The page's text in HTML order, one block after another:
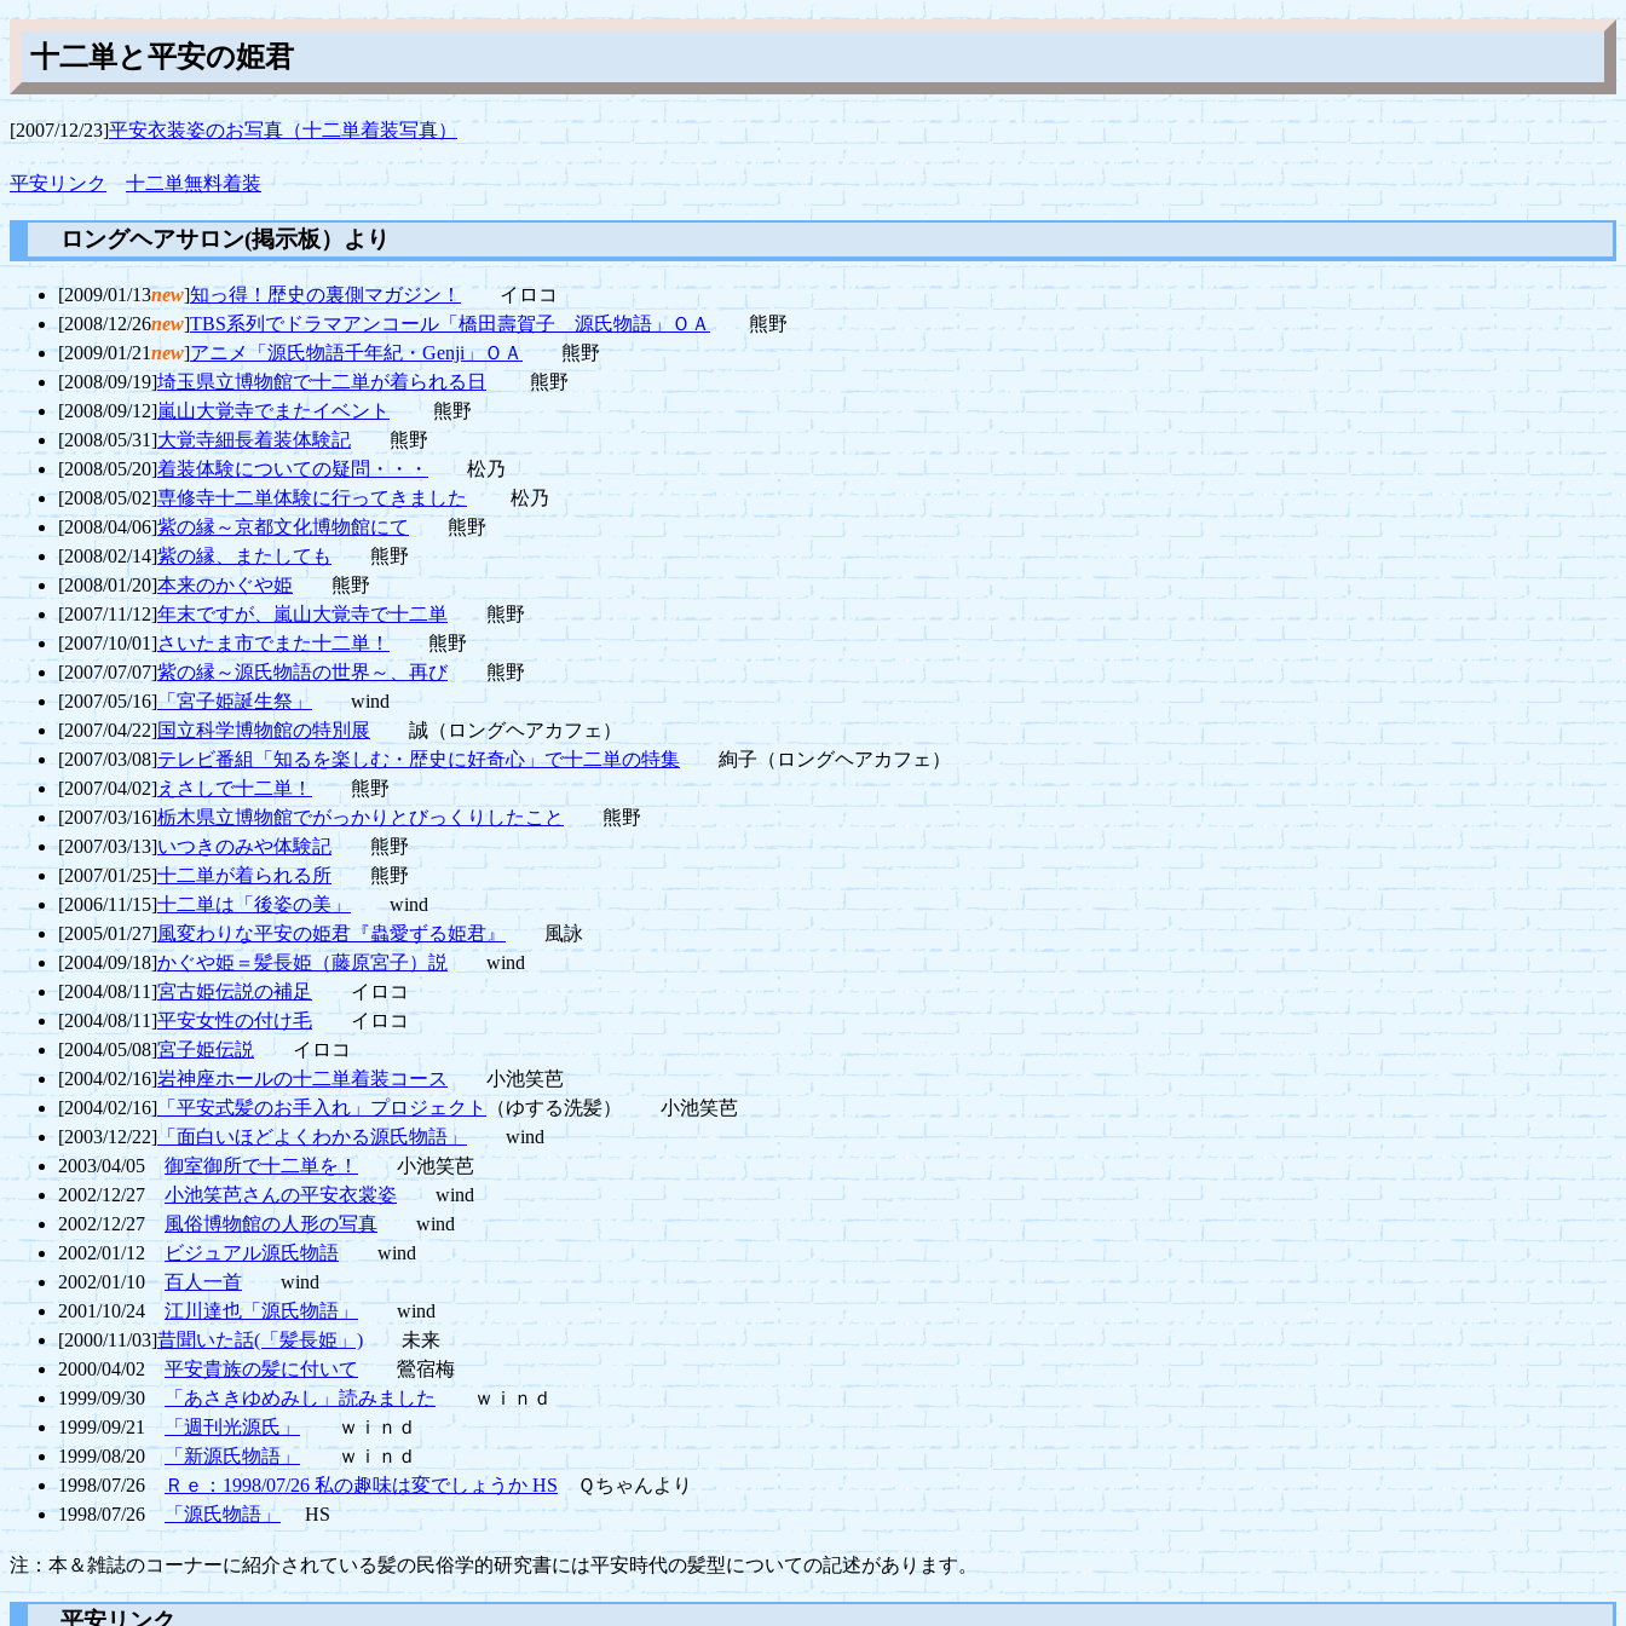
十二単と平安の姫君
[2007/12/23]平安衣装姿のお写真（十二単着装写真）
平安リンク 十二単無料着装
ロングヘアサロン(掲示板）より
[2009/01/13new]知っ得！歴史の裏側マガジン！ イロコ
[2008/12/26new]TBS系列でドラマアンコール「橋田壽賀子 源氏物語」ＯＡ熊野
[2009/01/21new]アニメ「源氏物語千年紀・Genji」ＯＡ 熊野
[2008/09/19]埼玉県立博物館で十二単が着られる日
熊野
[2008/09/12]嵐山大覚寺でまたイベント熊野
[2008/05/31]大覚寺細長着装体験記 熊野
[2008/05/20]着装体験についての疑問・・・ 松乃
[2008/05/02]専修寺十二単体験に行ってきました 松乃
[2008/04/06]紫の縁～京都文化博物館にて 熊野
[2008/02/14]紫の縁、またしても熊野
[2008/01/20]本来のかぐや姫熊野
[2007/11/12]年末ですが、嵐山大覚寺で十二単 熊野
[2007/10/01]さいたま市でまた十二単！熊野
[2007/07/07]紫の縁～源氏物語の世界～、再び熊野
[2007/05/16]「宮子姫誕生祭」
wind
[2007/04/22]国立科学博物館の特別展誠（ロングヘアカフェ）
[2007/03/08]テレビ番組「知るを楽しむ・歴史に好奇心」で十二単の特集絢子（ロングヘアカフェ）
[2007/04/02]えさしで十二単！ 熊野
[2007/03/16]栃木県立博物館でがっかりとびっくりしたこと
熊野
[2007/03/13]いつきのみや体験記熊野
[2007/01/25]十二単が着られる所熊野
[2006/11/15]十二単は「後姿の美」wind
[2005/01/27]風変わりな平安の姫君『蟲愛ずる姫君』風詠
[2004/09/18]かぐや姫＝髪長姫（藤原宮子）説 wind
[2004/08/11]宮古姫伝説の補足 イロコ
[2004/08/11]平安女性の付け毛イロコ
[2004/05/08]宮子姫伝説イロコ
[2004/02/16]岩神座ホールの十二単着装コース小池笑芭
[2004/02/16] 「平安式髪のお手入れ」プロジェクト（ゆする洗髪） 小池笑芭
[2003/12/22]「面白いほどよくわかる源氏物語」wind
2003/04/05御室御所で十二単を！
小池笑芭
2002/12/27小池笑芭さんの平安衣裳姿wind
2002/12/27 風俗博物館の人形の写真 wind
2002/01/12 ビジュアル源氏物語wind
2002/01/10百人一首wind
2001/10/24 江川達也「源氏物語」
wind
[2000/11/03]昔聞いた話(「髪長姫」)未来
2000/04/02平安貴族の髪に付いて 鶯宿梅
1999/09/30
「あさきゆめみし」読みました
ｗｉｎｄ
1999/09/21 「週刊光源氏」
ｗｉｎｄ
1999/08/20「新源氏物語」
ｗｉｎｄ
1998/07/26 Ｒｅ：1998/07/26 私の趣味は変でしょうか HSＱちゃんより
1998/07/26 「源氏物語」 HS
注：本＆雑誌のコーナーに紹介されている髪の民俗学的研究書には平安時代の髪型についての記述があります。